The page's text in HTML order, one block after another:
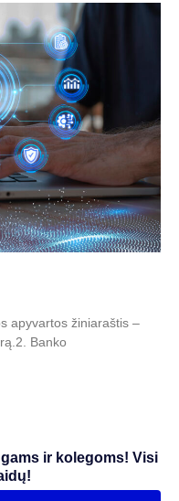
apyvartos žiniaraštis –
Banko
ir kolegoms! Visi